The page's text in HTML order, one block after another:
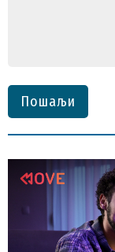
Пошаљи